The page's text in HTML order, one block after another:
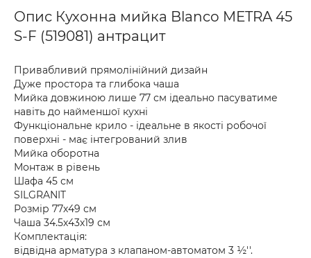
Опис Кухонна мийка Blanco METRA 45
S-F (519081) антрацит
Привабливий прямолінійний дизайн
Дуже простора та глибока чаша
Мийка довжиною лише 77 см ідеально пасуватиме
навіть до найменшої кухні
Функціональне крило - ідеальне в якості робочої
поверхні - має інтегрований злив
Мийка оборотна
Монтаж в рівень
Шафа 45 см
SILGRANIT
Розмір 77х49 см
Чаша 34.5х43х19 см
Комплектація:
відвідна арматура з клапаном-автоматом 3 ½''.